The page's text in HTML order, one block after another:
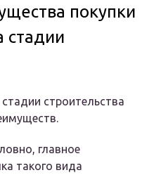
покупки
стадии
строительства
главное
такого вида